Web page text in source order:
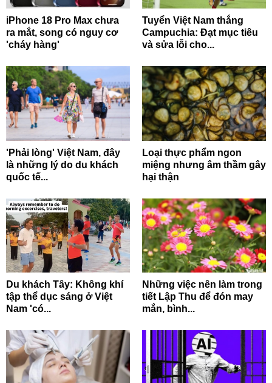
iPhone 18 Pro Max chưa
ra mắt, song có nguy cơ
'cháy hàng'
Tuyển Việt Nam thắng
Campuchia: Đạt mục tiêu
và sửa lỗi cho...
'Phải lòng' Việt Nam, đây
là những lý do du khách
quốc tế...
Loại thực phẩm ngon
miệng nhưng âm thầm gây
hại thận
Du khách Tây: Không khí
tập thể dục sáng ở Việt
Nam 'có...
Những việc nên làm trong
tiết Lập Thu để đón may
mắn, bình...